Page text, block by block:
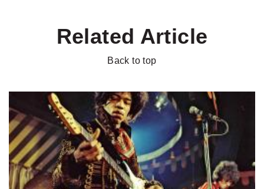
Related Article
Back to top